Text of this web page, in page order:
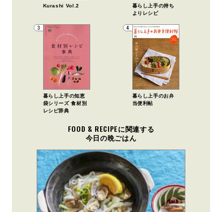
Kurashi Vol.2
暮らし上手の持ち
よりレシピ
3
暮らし上手の知恵
袋シリーズ 食材別
レシピ辞典
4
暮らし上手のお弁
当便利帖
FOOD & RECIPEに関連する
今日の晩ごはん